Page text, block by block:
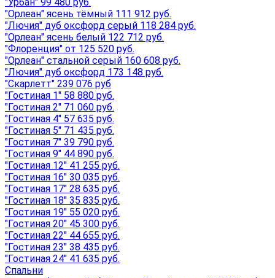
"Орлеан" ясень тёмный 111 912 руб.
"Лючия" дуб оксфорд серый 118 284 руб.
"Орлеан" ясень белый 122 712 руб.
"Флоренция" от 125 520 руб.
"Орлеан" стальной серый 160 608 руб.
"Лючия" дуб оксфорд 173 148 руб.
"Скарлетт" 239 076 руб
"Гостиная 1" 58 880 руб.
"Гостиная 2" 71 060 руб.
"Гостиная 4" 57 635 руб.
"Гостиная 5" 71 435 руб.
"Гостиная 7" 39 790 руб.
"Гостиная 9" 44 890 руб.
"Гостиная 12" 41 255 руб.
"Гостиная 16" 30 035 руб.
"Гостиная 17" 28 635 руб.
"Гостиная 18" 35 835 руб.
"Гостиная 19" 55 020 руб.
"Гостиная 20" 45 300 руб.
"Гостиная 22" 44 655 руб.
"Гостиная 23" 38 435 руб.
"Гостиная 24" 41 635 руб.
Спальни